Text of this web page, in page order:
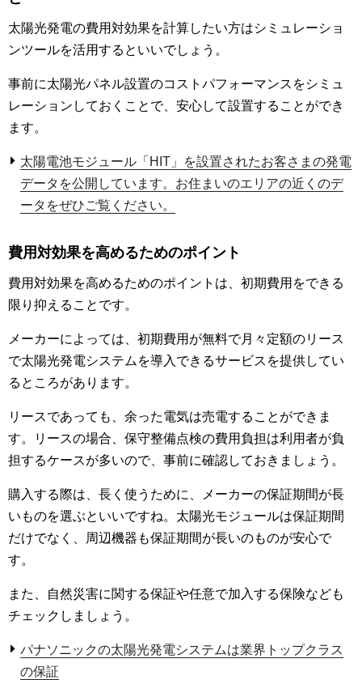
太陽光発電の費用対効果を計算したい方はシミュレーショ
ンツールを活用するといいでしょう。
事前に太陽光パネル設置のコストパフォーマンスをシミュ
レーションしておくことで、安心して設置することができ
ます。
太陽電池モジュール「HIT」を設置されたお客さまの発電
データを公開しています。お住まいのエリアの近くのデ
ータをぜひご覧ください。
費用対効果を高めるためのポイント
費用対効果を高めるためのポイントは、初期費用をできる
限り抑えることです。
メーカーによっては、初期費用が無料で月々定額のリース
で太陽光発電システムを導入できるサービスを提供してい
るところがあります。
リースであっても、余った電気は売電することができま
す。リースの場合、保守整備点検の費用負担は利用者が負
担するケースが多いので、事前に確認しておきましょう。
購入する際は、長く使うために、メーカーの保証期間が長
いものを選ぶといいですね。太陽光モジュールは保証期間
だけでなく、周辺機器も保証期間が長いのものが安心で
す。
また、自然災害に関する保証や任意で加入する保険なども
チェックしましょう。
パナソニックの太陽光発電システムは業界トップクラス
の保証